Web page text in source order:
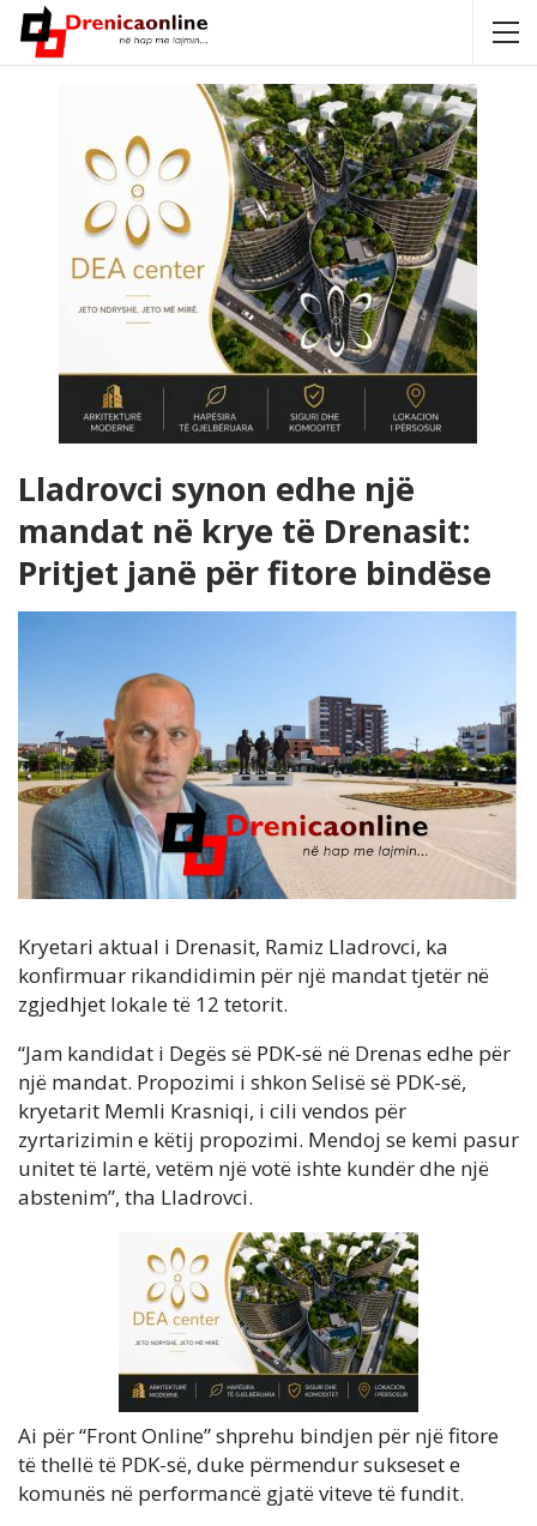
Lladrovci synon edhe një
mandat në krye të Drenasit:
Pritjet janë për fitore bindëse
Kryetari aktual i Drenasit, Ramiz Lladrovci, ka
konfirmuar rikandidimin për një mandat tjetër në
zgjedhjet lokale të 12 tetorit.
“Jam kandidat i Degës së PDK-së në Drenas edhe për
një mandat. Propozimi i shkon Selisë së PDK-së,
kryetarit Memli Krasniqi, i cili vendos për
zyrtarizimin e këtij propozimi. Mendoj se kemi pasur
unitet të lartë, vetëm një votë ishte kundër dhe një
abstenim”, tha Lladrovci.
Ai për “Front Online” shprehu bindjen për një fitore
të thellë të PDK-së, duke përmendur sukseset e
komunës në performancë gjatë viteve të fundit.